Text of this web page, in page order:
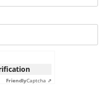
FriendlyCaptcha ⇗